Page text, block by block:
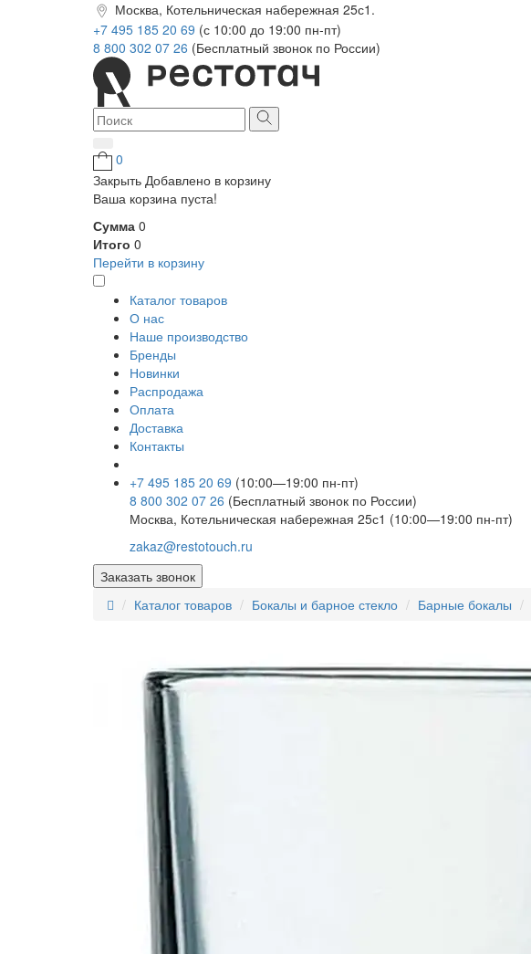
Москва, Котельническая набережная 25с1.
+7 495 185 20 69 (с 10:00 до 19:00 пн-пт)
8 800 302 07 26 (Бесплатный звонок по России)
0
Закрыть Добавлено в корзину
Ваша корзина пуста!
Сумма 0
Итого 0
Перейти в корзину
Каталог товаров
О нас
Наше производство
Бренды
Новинки
Распродажа
Оплата
Доставка
Контакты
+7 495 185 20 69 (10:00—19:00 пн-пт)
8 800 302 07 26 (Бесплатный звонок по России)
Москва, Котельническая набережная 25с1 (10:00—19:00 пн-пт)
zakaz@restotouch.ru
Заказать звонок
Каталог товаров
Бокалы и барное стекло Барные бокалы